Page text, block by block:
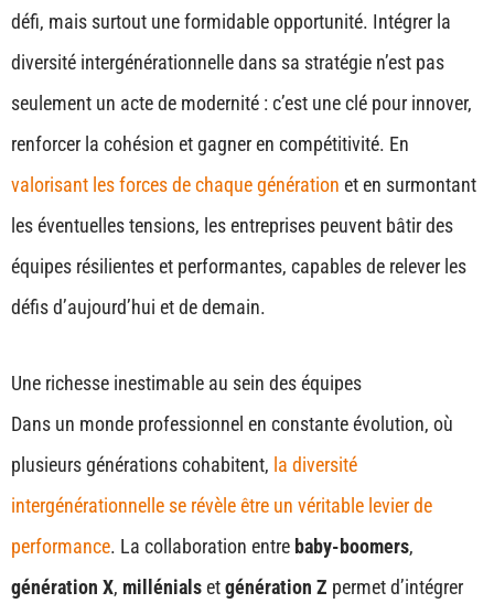
défi, mais surtout une formidable opportunité. Intégrer la
diversité intergénérationnelle dans sa stratégie n’est pas
seulement un acte de modernité : c’est une clé pour innover,
renforcer la cohésion et gagner en compétitivité. En
valorisant les forces de chaque génération et en surmontant
les éventuelles tensions, les entreprises peuvent bâtir des
équipes résilientes et performantes, capables de relever les
défis d’aujourd’hui et de demain.
Une richesse inestimable au sein des équipes
Dans un monde professionnel en constante évolution, où
plusieurs générations cohabitent, la diversité
intergénérationnelle se révèle être un véritable levier de
performance. La collaboration entre baby-boomers,
génération X, millénialsetgénération Z permet d’intégrer